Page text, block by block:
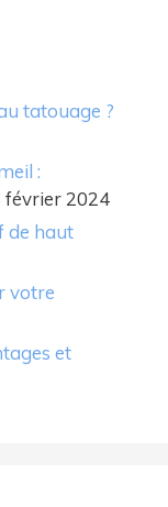
tatouage ?
:
février 2024
de haut
votre
et